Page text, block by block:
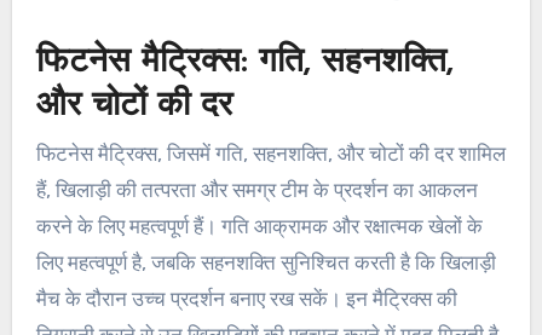
फिटनेस मैट्रिक्स: गति, सहनशक्ति,
और चोटों की दर
फिटनेस मैट्रिक्स, जिसमें गति, सहनशक्ति, और चोटों की दर शामिल
हैं, खिलाड़ी की तत्परता और समग्र टीम के प्रदर्शन का आकलन
करने के लिए महत्वपूर्ण हैं। गति आक्रामक और रक्षात्मक खेलों के
लिए महत्वपूर्ण है, जबकि सहनशक्ति सुनिश्चित करती है कि खिलाड़ी
मैच के दौरान उच्च प्रदर्शन बनाए रख सकें। इन मैट्रिक्स की